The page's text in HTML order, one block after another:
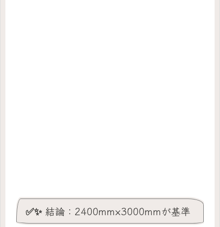
✅✨ 結論：2400mm×3000mmが基準